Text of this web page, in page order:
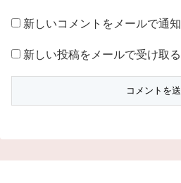
新しいコメントをメールで通知
新しい投稿をメールで受け取る